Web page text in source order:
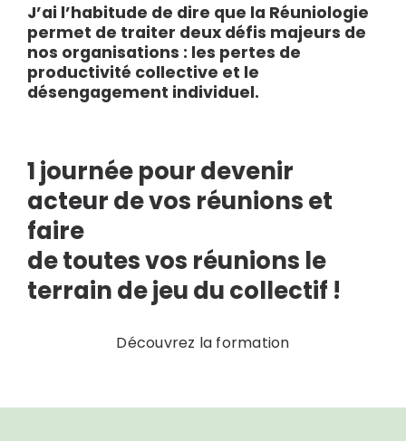
J’ai l’habitude de dire que la Réuniologie
permet de traiter deux défis majeurs de
nos organisations : les pertes de
productivité collective et le
désengagement individuel.
1 journée pour devenir
acteurde vos réunions et
faire
de toutes vos réunions le
terrain de jeu du collectif !
Découvrez la formation